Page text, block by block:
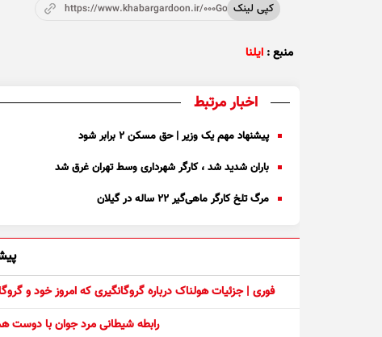
کپی لینکhttps://www.khabargardoon.ir/000Go5
منبع : ایلنا
اخبار مرتبط
پیشنهاد مهم یک وزیر | حق مسکن ۲ برابر شود
باران شدید شد ، کارگر شهرداری وسط تهران غرق شد
مرگ تلخ کارگر ماهی‌گیر ۲۲ ساله در گیلان
فوری | جزئیات هولناک درباره گروگانگیری که امروز خود و
رابطه شیطانی مرد جوان با